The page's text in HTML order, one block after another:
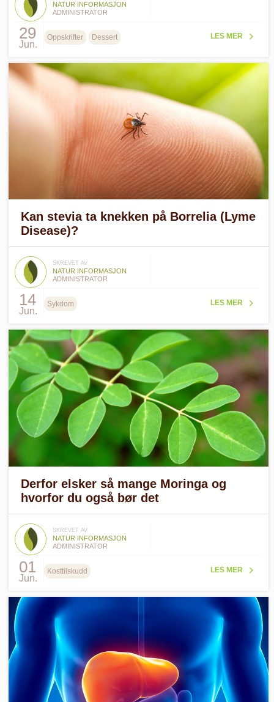
NATUR INFORMASJON
ADMINISTRATOR
29
Jun.
Oppskrifter Dessert LES MER
Kan stevia ta knekken på Borrelia (Lyme
Disease)?
SKREVET AV
NATUR INFORMASJON
ADMINISTRATOR
14
Jun.
Sykdom LES MER
Derfor elsker så mange Moringa og
hvorfor du også bør det
SKREVET AV
NATUR INFORMASJON
ADMINISTRATOR
01
Jun.
Kosttilskudd LES MER